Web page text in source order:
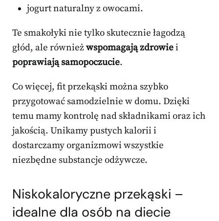
jogurt naturalny z owocami.
Te smakołyki nie tylko skutecznie łagodzą
głód, ale równieżwspomagają zdrowiei
poprawiają samopoczucie.
Co więcej, fit przekąski można szybko
przygotować samodzielnie w domu. Dzięki
temu mamy kontrolę nad składnikami oraz ich
jakością. Unikamy pustych kalorii i
dostarczamy organizmowi wszystkie
niezbędne substancje odżywcze.
Niskokaloryczne przekąski –
idealne dla osób na diecie